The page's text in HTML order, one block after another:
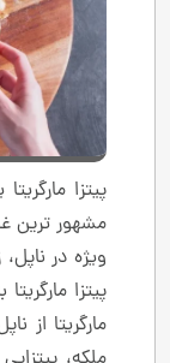
پیتزا
مشهور ترین
ویژه در
مارگریتا از